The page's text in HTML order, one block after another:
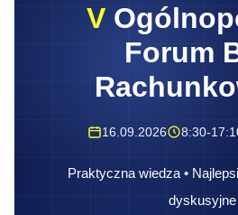
V
Forum
16.09.2026 8:30-
Praktyczna wiedza •
dyskusyjne